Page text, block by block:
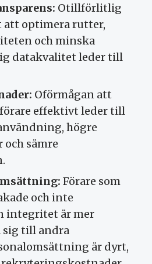
Otillförlitlig
att optimera rutter,
och minska
datakvalitet leder till
Oförmågan att
effektivt leder till
högre
sämre
Förare som
och inte
integritet är mer
sig till andra
är dyrt,